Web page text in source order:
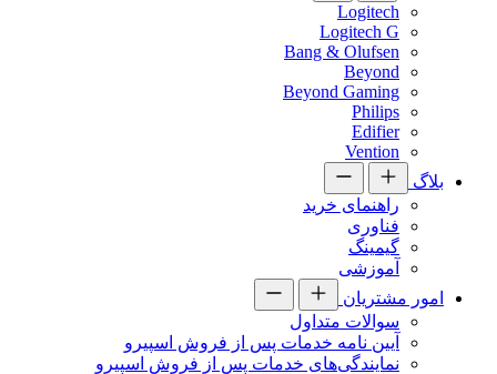
Logitech
Logitech G
Bang & Olufsen
Beyond
Beyond Gaming
Philips
Edifier
Vention
بلاگ
راهنمای خرید
فناوری
گیمینگ
آموزشی
امور مشتریان
سوالات متداول
آیین نامه خدمات پس از فروش اسپیرو
نمایندگی‌های خدمات پس از فروش اسپیرو